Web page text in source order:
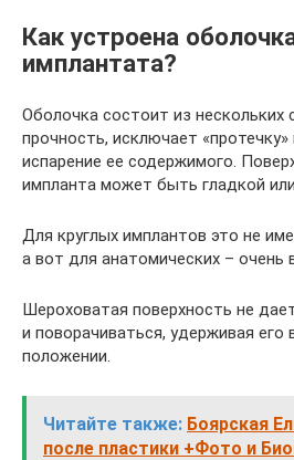
Как устроена
имплантата?
Оболочка состоит из нескольких
прочность, исключает
испарение ее содержимого.
импланта может быть гладкой
Для круглых имплантов это не
а вот для анатомических – очень
Шероховатая поверхность не
и поворачиваться, удерживая его
положении.
Читайте также: Боярская
после пластики +Фото и